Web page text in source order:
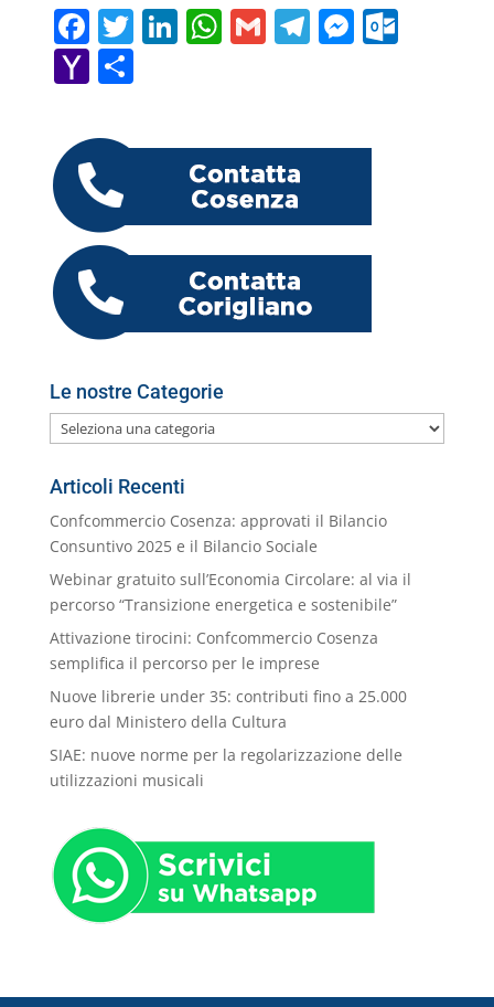
F
a
c
e
b
o
o
k
T
w
itt
Li
dI
n
W
A
p
p
G T M
er
O
Y
h
o
o
M
ai
l
C
n
di
Le nostre Categorie
Le
nostre
Categorie
Articoli Recenti
Confcommercio Cosenza: approvati il Bilancio
Consuntivo 2025 e il Bilancio Sociale
Webinar gratuito sull’Economia Circolare: al via il
percorso “Transizione energetica e sostenibile”
Attivazione tirocini: Confcommercio Cosenza
semplifica il percorso per le imprese
Nuove librerie under 35: contributi fino a 25.000
euro dal Ministero della Cultura
SIAE: nuove norme per la regolarizzazione delle
utilizzazioni musicali